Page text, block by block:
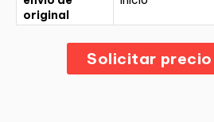
original
Solicitar